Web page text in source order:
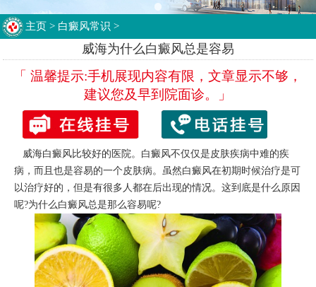
主页 > 白癜风常识 >
威海为什么白癜风总是容易
「 温馨提示:手机展现内容有限，文章显示不够，
建议您及早到院面诊。」
威海白癜风比较好的医院。白癜风不仅仅是皮肤疾病中难的疾
病，而且也是容易的一个皮肤病。虽然白癜风在初期时候治疗是可
以治疗好的，但是有很多人都在后出现的情况。这到底是什么原因
呢?为什么白癜风总是那么容易呢?